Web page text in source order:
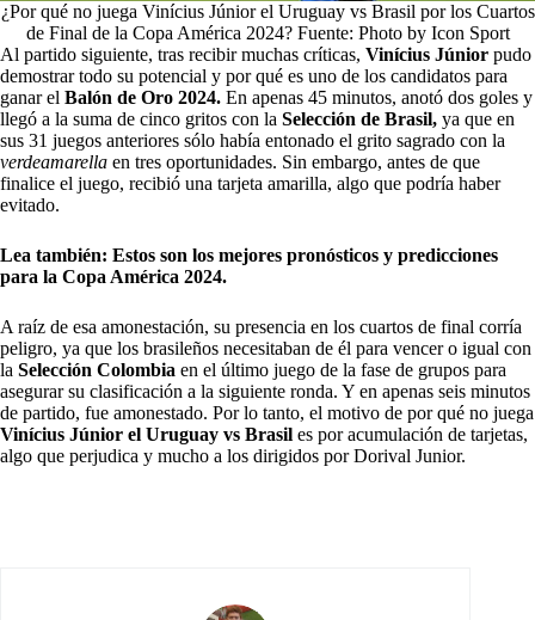
¿Por qué no juega Vinícius Júnior el Uruguay vs Brasil por los Cuartos
de Final de la Copa América 2024? Fuente: Photo by Icon Sport
Al partido siguiente, tras recibir muchas críticas, Vinícius Júnior pudo
demostrar todo su potencial y por qué es uno de los candidatos para
ganar el Balón de Oro 2024. En apenas 45 minutos, anotó dos goles y
llegó a la suma de cinco gritos con la Selección de Brasil, ya que en
sus 31 juegos anteriores sólo había entonado el grito sagrado con la
verdeamarella en tres oportunidades. Sin embargo, antes de que
finalice el juego, recibió una tarjeta amarilla, algo que podría haber
evitado.
Lea también: Estos son los mejores pronósticos y predicciones
para la Copa América 2024.
A raíz de esa amonestación, su presencia en los cuartos de final corría
peligro, ya que los brasileños necesitaban de él para vencer o igual con
la Selección Colombia en el último juego de la fase de grupos para
asegurar su clasificación a la siguiente ronda. Y en apenas seis minutos
de partido, fue amonestado. Por lo tanto, el motivo de por qué no juega
Vinícius Júnior el Uruguay vs Brasil es por acumulación de tarjetas,
algo que perjudica y mucho a los dirigidos por Dorival Junior.